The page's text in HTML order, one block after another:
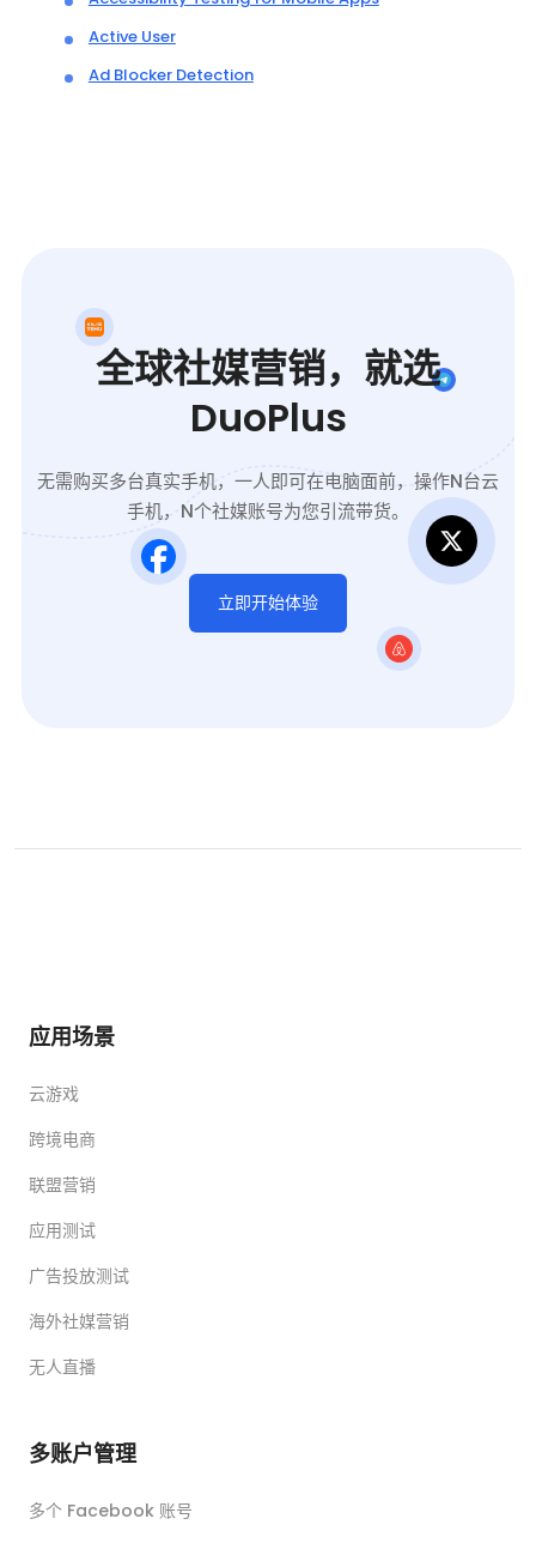
Active User
Ad Blocker Detection
全球社媒营销，就选
DuoPlus
无需购买多台真实手机，一人即可在电脑面前，操作N台云
手机，N个社媒账号为您引流带货。
立即开始体验
应用场景
云游戏
跨境电商
联盟营销
应用测试
广告投放测试
海外社媒营销
无人直播
多账户管理
多个 Facebook 账号